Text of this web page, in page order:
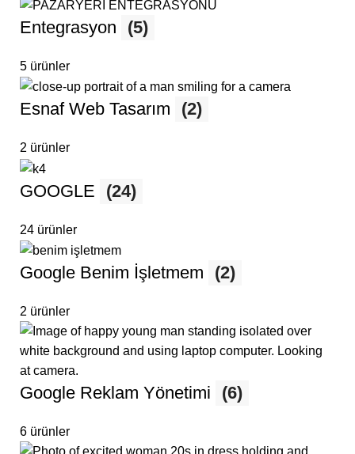
Entegrasyon (5)
5 ürünler
Esnaf Web Tasarım (2)
2 ürünler
GOOGLE (24)
24 ürünler
Google Benim İşletmem (2)
2 ürünler
Google Reklam Yönetimi (6)
6 ürünler